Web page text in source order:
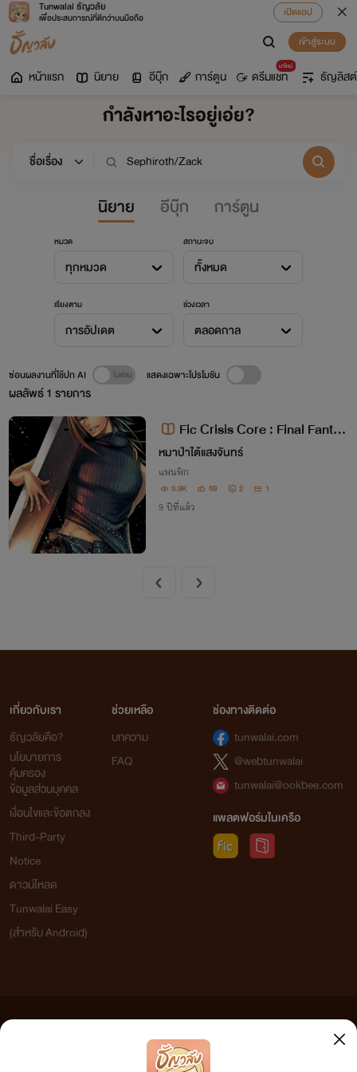
Tunwalai ธัญวลัย
เพื่อประสบการณ์ที่ดีกว่าบนมือถือ
เปิดแอป
เข้าสู่ระบบ
หน้าแรก นิยาย อีบุ๊ก การ์ตูน
มาใหม่
ดรีมแชท ธัญลิสต์
กำลังหาอะไรอยู่เอ่ย?
นิยาย อีบุ๊ก การ์ตูน
หมวด
ทุกหมวด
สถานะจบ
ทั้งหมด
เรียงตาม
การอัปเดต
ช่วงเวลา
ตลอดกาล
ผลลัพธ์1 รายการ
ซ่อนผลงานที่ใช้ปก AI แสดงเฉพาะโปรโมชัน
Fic Crisis Core : Final Fantas
y VII (Yaoi)
หมาป่าใต้แสงจันทร์
แฟนฟิก
3.9K 59 2 1
9 ปีที่แล้ว
เกี่ยวกับเรา
ธัญวลัยคือ?
นโยบายการ
คุ้มครอง
ข้อมูลส่วนบุคคล
เงื่อนไขและข้อตกลง
Third-Party
Notice
ดาวน์โหลด
Tunwalai Easy
(สำหรับ Android)
ช่วยเหลือ
บทความ
FAQ
ช่องทางติดต่อ
tunwalai.com
@webtunwalai
tunwalai@ookbee.com
แพลตฟอร์มในเครือ
เว็บไซต์แห่งนี้ไม่ได้เห็นด้วยและไม่ขอรับผิดชอบต่อข้อความใดๆ ทั้งสิ้น ดังนั้นผู้อ่านทุกท่านโปรดใช้
วิจารณญาณในการกลั่นกรองด้วยตนเอง และหากท่านพบข้อความใดๆ ที่ขัดต่อกฎหมายและศีลธรรม